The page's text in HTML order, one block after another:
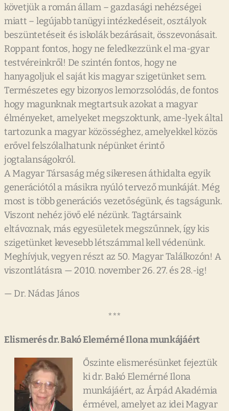
követjük a román állam – gazdasági nehézségei
miatt – legújabb tanügyi intézkedéseit, osztályok
beszüntetéseit és iskolák bezárásait, összevonásait.
Roppant fontos, hogy ne feledkezzünk el ma-gyar
testvéreinkről! De szintén fontos, hogy ne
hanyagoljuk el saját kis magyar szigetünket sem.
Természetes egy bizonyos lemorzsolódás, de fontos
hogy magunknak megtartsuk azokat a magyar
élményeket, amelyeket megszoktunk, ame-lyek által
tartozunk a magyar közösséghez, amelyekkel közös
erővel felszólalhatunk népünket érintő
jogtalanságokról.
A Magyar Társaság még sikeresen áthidalta egyik
generációtól a másikra nyúló tervező munkáját. Még
most is több generációs vezetőségünk, és tagságunk.
Viszont nehéz jövő elé nézünk. Tagtársaink
eltávoznak, más egyesületek megszűnnek, így kis
szigetünket kevesebb létszámmal kell védenünk.
Meghívjuk, vegyen részt az 50. Magyar Találkozón! A
viszontlátásra — 2010. november 26. 27. és 28.-ig!
— Dr. Nádas János
***
Elismerés dr. Bakó Elemérné Ilona munkájáért
Őszinte elismerésünket fejeztük
ki dr. Bakó Elemérné Ilona
munkájáért, az Árpád Akadémia
érmével, amelyet az idei Magyar